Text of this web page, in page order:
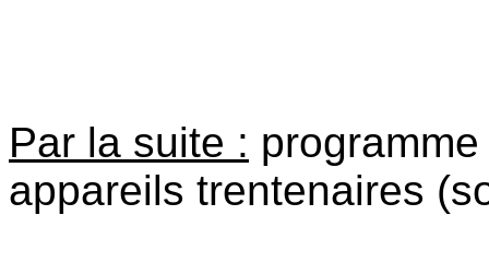
Par la suite :
appareils trentenaires